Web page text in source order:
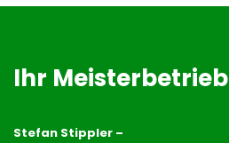
Ihr Meisterbetrieb
Stefan Stippler –